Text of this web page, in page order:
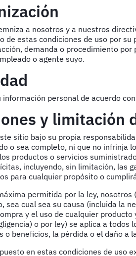
a nosotros y a nuestros
de estas condiciones de uso por
demanda o procedimiento
o agente suyo.
información personal de acuerdo
y limitación
sitio bajo su propia
o sea completo, ni que no infrinja
productos o servicios
incluyendo, sin limitación, las
para cualquier propósito o
permitida por la ley,
sea cual sea su causa (incluida la
y el uso de cualquier
o por ley) se aplica a
o beneficios, la pérdida o el daño a
en estas condiciones de uso